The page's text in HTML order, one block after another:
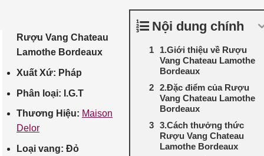
Nội dung chính
1.Giới thiệu về Rượu
Vang Chateau Lamothe
Bordeaux
2.Đặc điểm của Rượu
Vang Chateau Lamothe
Bordeaux
3.Cách thưởng thức
Rượu Vang Chateau
Lamothe Bordeaux
Rượu Vang Chateau
Lamothe Bordeaux
Xuất Xứ: Pháp
Phân loại: I.G.T
Thương Hiệu: Maison
Delor
Loại vang: Đỏ